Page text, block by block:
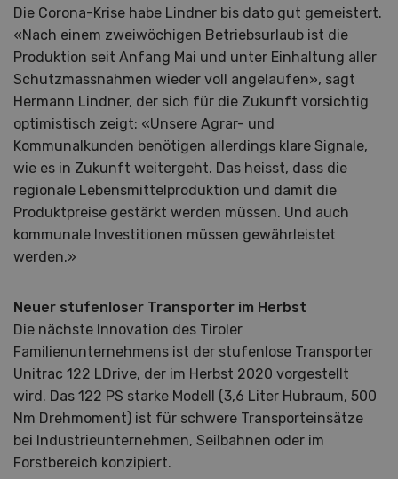
Die Corona-Krise habe Lindner bis dato gut gemeistert.
«Nach einem zweiwöchigen Betriebsurlaub ist die
Produktion seit Anfang Mai und unter Einhaltung aller
Schutzmassnahmen wieder voll angelaufen», sagt
Hermann Lindner, der sich für die Zukunft vorsichtig
optimistisch zeigt: «Unsere Agrar- und
Kommunalkunden benötigen allerdings klare Signale,
wie es in Zukunft weitergeht. Das heisst, dass die
regionale Lebensmittelproduktion und damit die
Produktpreise gestärkt werden müssen. Und auch
kommunale Investitionen müssen gewährleistet
werden.»
Neuer stufenloser Transporter im Herbst
Die nächste Innovation des Tiroler
Familienunternehmens ist der stufenlose Transporter
Unitrac 122 LDrive, der im Herbst 2020 vorgestellt
wird. Das 122 PS starke Modell (3,6 Liter Hubraum, 500
Nm Drehmoment) ist für schwere Transporteinsätze
bei Industrieunternehmen, Seilbahnen oder im
Forstbereich konzipiert.